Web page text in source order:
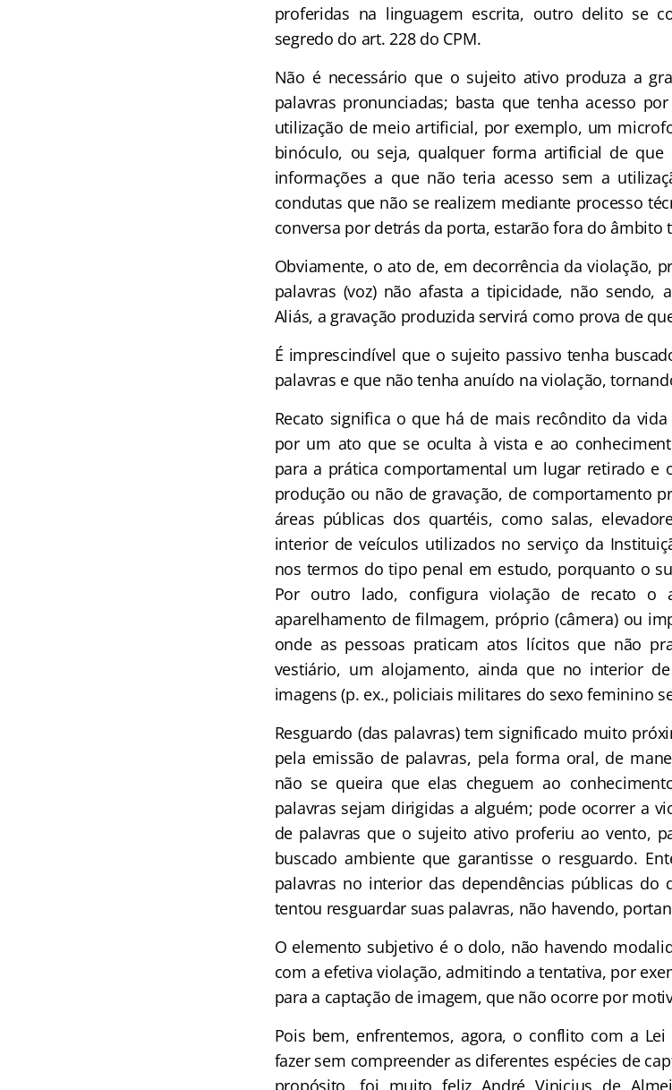
proferidas na linguagem escrita, outro delito se
segredo do art. 228 do CPM.
Não é necessário que o sujeito ativo produza a
palavras pronunciadas; basta que tenha acesso
utilização de meio artificial, por exemplo, um
binóculo, ou seja, qualquer forma artificial de
informações a que não teria acesso sem a
condutas que não se realizem mediante processo
conversa por detrás da porta, estarão fora do âmbito
Obviamente, o ato de, em decorrência da violação,
palavras (voz) não afasta a tipicidade, não sendo,
Aliás, a gravação produzida servirá como prova de
É imprescindível que o sujeito passivo tenha
palavras e que não tenha anuído na violação,
Recato significa o que há de mais recôndito da
por um ato que se oculta à vista e ao
para a prática comportamental um lugar retirado e
produção ou não de gravação, de comportamento
áreas públicas dos quartéis, como salas,
interior de veículos utilizados no serviço da
nos termos do tipo penal em estudo, porquanto o
Por outro lado, configura violação de recato o
aparelhamento de filmagem, próprio (câmera) ou
onde as pessoas praticam atos lícitos que não
vestiário, um alojamento, ainda que no interior
imagens (p. ex., policiais militares do sexo feminino
Resguardo (das palavras) tem significado muito
pela emissão de palavras, pela forma oral, de
não se queira que elas cheguem ao
palavras sejam dirigidas a alguém; pode ocorrer a
de palavras que o sujeito ativo proferiu ao vento,
buscado ambiente que garantisse o resguardo.
palavras no interior das dependências públicas do
tentou resguardar suas palavras, não havendo,
O elemento subjetivo é o dolo, não havendo
com a efetiva violação, admitindo a tentativa, por
para a captação de imagem, que não ocorre por
Pois bem, enfrentemos, agora, o conflito com a
fazer sem compreender as diferentes espécies de
propósito, foi muito feliz André Vinicius de